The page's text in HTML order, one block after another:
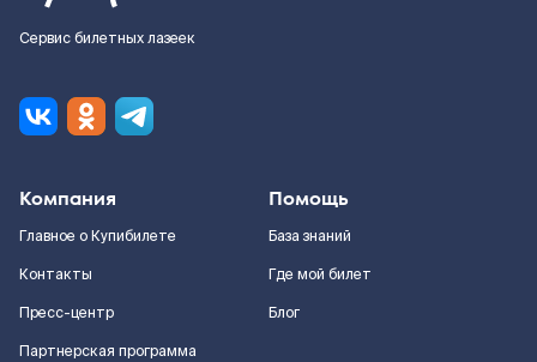
Сервис билетных лазеек
Компания
Главное о Купибилете
Контакты
Пресс-центр
Партнерская программа
Помощь
База знаний
Где мой билет
Блог